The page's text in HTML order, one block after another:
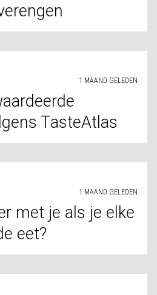
1 MAAND GELEDEN
TasteAtlas
1 MAAND GELEDEN
met je als je elke
eet?